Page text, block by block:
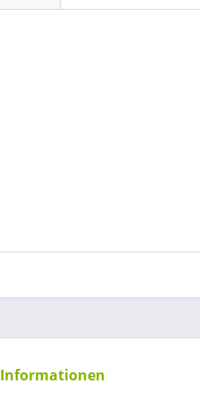
Informationen